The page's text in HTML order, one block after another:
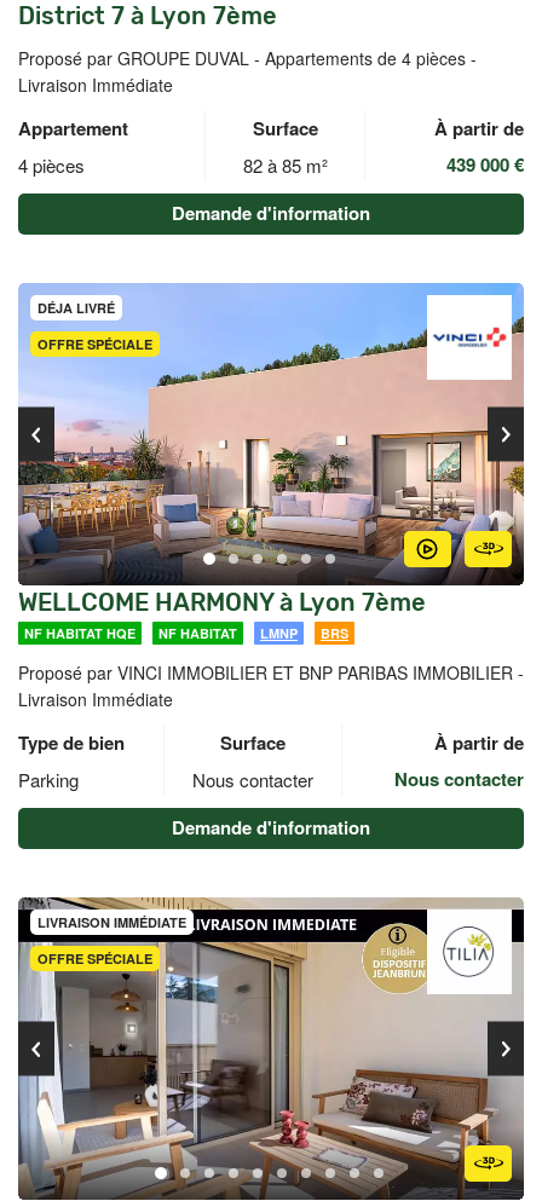
District 7 à Lyon 7ème
Proposé par GROUPE DUVAL - Appartements de 4 pièces -
Livraison Immédiate
Appartement Surface À partir de
4 pièces 82 à 85 m²
439 000 €
Demande d'information
OFFRE SPÉCIALE
DÉJA LIVRÉ
WELLCOME HARMONY à Lyon 7ème
NF HABITAT HQE NF HABITAT LMNP BRS
Proposé par VINCI IMMOBILIER ET BNP PARIBAS IMMOBILIER -
Livraison Immédiate
Type de bien Surface À partir de
Parking Nous contacter
Nous contacter
Demande d'information
OFFRE SPÉCIALE
LIVRAISON IMMÉDIATE